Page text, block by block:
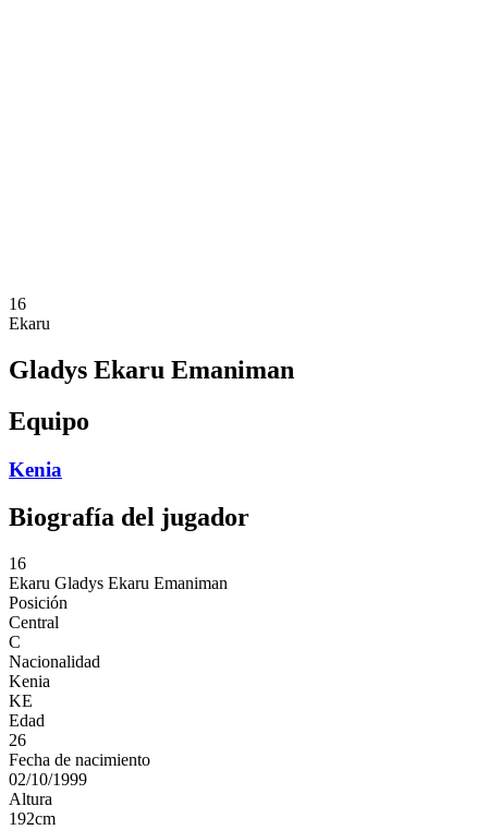
16
Ekaru
Gladys Ekaru Emaniman
Equipo
Kenia
Biografía del jugador
16
Ekaru Gladys Ekaru Emaniman
Posición
Central
C
Nacionalidad
Kenia
KE
Edad
26
Fecha de nacimiento
02/10/1999
Altura
192cm